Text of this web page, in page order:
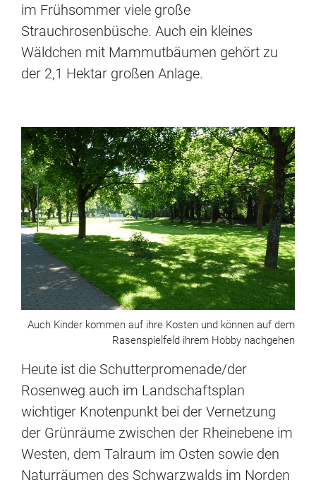
im Frühsommer viele große
Strauchrosenbüsche. Auch ein kleines
Wäldchen mit Mammutbäumen gehört zu
der 2,1 Hektar großen Anlage.
Auch Kinder kommen auf ihre Kosten und können auf dem
Rasenspielfeld ihrem Hobby nachgehen
Heute ist die Schutterpromenade/der
Rosenweg auch im Landschaftsplan
wichtiger Knotenpunkt bei der Vernetzung
der Grünräume zwischen der Rheinebene im
Westen, dem Talraum im Osten sowie den
Naturräumen des Schwarzwalds im Norden